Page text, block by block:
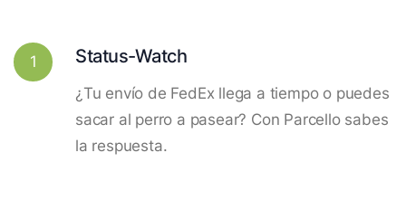
1 Status-Watch
¿Tu envío de FedEx llega a tiempo o puedes
sacar al perro a pasear? Con Parcello sabes
la respuesta.